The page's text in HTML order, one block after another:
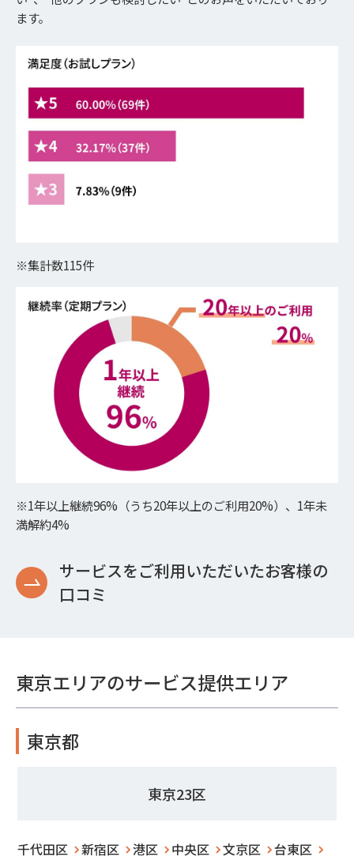
ます。
※集計数115件
※1年以上継続96%（うち20年以上のご利用20%）、1年未
満解約4%
サービスをご利用いただいたお客様の
口コミ
東京エリアのサービス提供エリア
東京都
東京23区
千代田区 新宿区 港区 中央区 文京区
台東区